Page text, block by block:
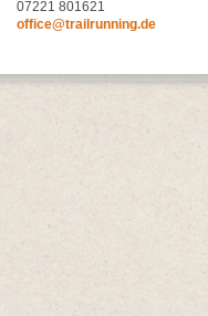
07221 801621
office@trailrunning.de